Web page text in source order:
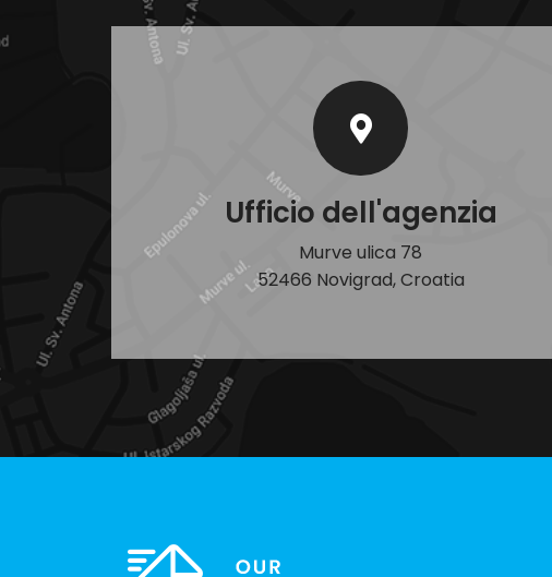
Ufficio dell'agenzia
Murve ulica 78
52466 Novigrad, Croatia